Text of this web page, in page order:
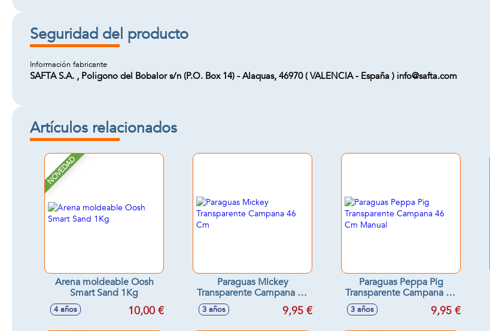
Seguridad del producto
Información fabricante
SAFTA S.A. , Poligono del Bobalor s/n (P.O. Box 14) - Alaquas, 46970 ( VALENCIA - España ) info@safta.com
Artículos relacionados
NOVEDAD
Arena moldeable Oosh
Smart Sand 1Kg
4 años 10,00 €
Paraguas Mickey
Transparente Campana 46
3 años 9,95 €
Paraguas Peppa Pig
Transparente Campana 46
Cm Manual
3 años 9,95 €